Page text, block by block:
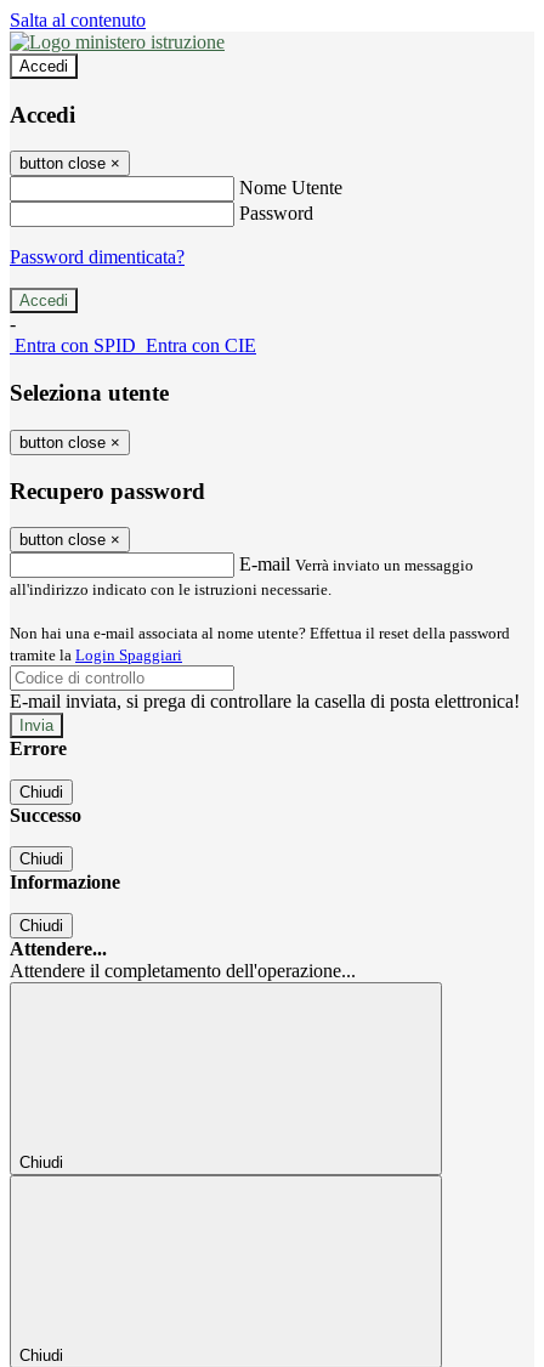
Salta al contenuto
Accedi
Accedi
button close ×
Nome Utente
Password
Password dimenticata?
-
Entra con SPID Entra con CIE
Seleziona utente
button close ×
Recupero password
button close ×
E-mail Verrà inviato un messaggio
all'indirizzo indicato con le istruzioni necessarie.
Non hai una e-mail associata al nome utente? Effettua il reset della password
tramite la Login Spaggiari
E-mail inviata, si prega di controllare la casella di posta elettronica!
Errore
Chiudi
Successo
Chiudi
Informazione
Chiudi
Attendere...
Attendere il completamento dell'operazione...
Chiudi
Chiudi